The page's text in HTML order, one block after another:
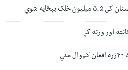
بېځایه شوي
اور ورته کړ